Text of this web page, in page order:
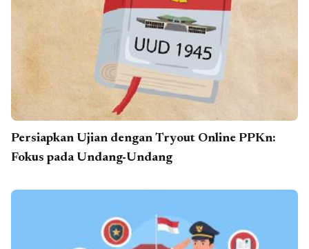
Persiapkan Ujian dengan Tryout Online PPKn:
Fokus pada Undang-Undang